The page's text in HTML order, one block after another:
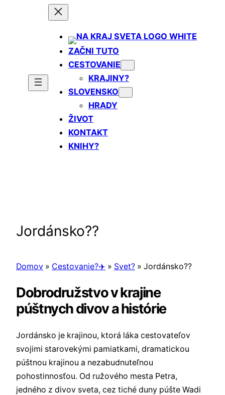
ZAČNI TUTO
CESTOVANIE
KRAJINY?
SLOVENSKO
HRADY
ŽIVOT
KONTAKT
KNIHY?
Jordánsko??
Domov » Cestovanie?✈️ » Svet? » Jordánsko??
Dobrodružstvo v krajine
púštnych divov a histórie
Jordánsko je krajinou, ktorá láka cestovateľov
svojimi starovekými pamiatkami, dramatickou
púštnou krajinou a nezabudnuteľnou
pohostinnosťou. Od ružového mesta Petra,
jedného z divov sveta, cez tiché duny púšte Wadi